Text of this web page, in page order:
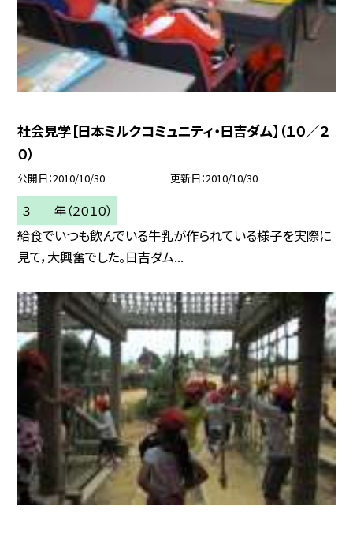
社会見学【日本ミルクコミュニティ・日吉ダム】（１０／２
０）
公開日 2010/10/30 更新日 2010/10/30
３ 年（２０１０）
給食でいつも飲んでいる牛乳が作られている様子を実際に
見て，大興奮でした。日吉ダム...